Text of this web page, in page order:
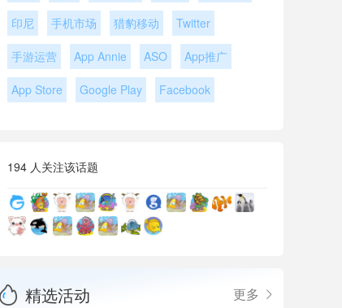
印尼 手机市场 猎豹移动 Twitter
手游运营 App Annie ASO App推广
App Store Google Play Facebook
194 人关注该话题
精选活动 更多